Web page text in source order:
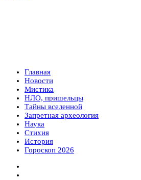
Главная
Новости
Мистика
НЛО, пришельцы
Тайны вселенной
Запретная археология
Наука
Стихия
История
Гороскоп 2026